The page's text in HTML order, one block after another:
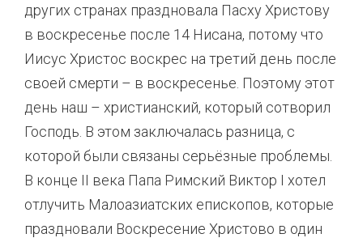
других странах праздновала Пасху Христову
в воскресенье после 14 Нисана, потому что
Иисус Христос воскрес на третий день после
своей смерти – в воскресенье. Поэтому этот
день наш – христианский, который сотворил
Господь. В этом заключалась разница, с
которой были связаны серьёзные проблемы.
В конце II века Папа Римский Виктор I хотел
отлучить Малоазиатских епископов, которые
праздновали Воскресение Христово в один